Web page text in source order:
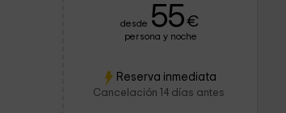
desde 55€
persona y noche
Reserva inmediata
Cancelación 14 días antes